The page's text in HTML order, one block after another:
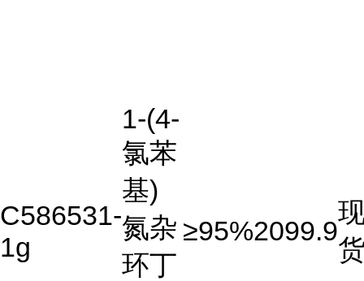
C586531-
1g
1-(4-
氯苯
基)
氮杂
环丁
≥95%2099.9